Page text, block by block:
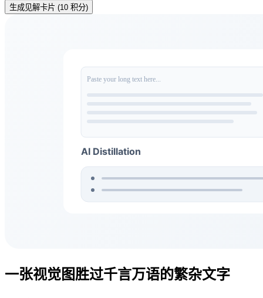
生成见解卡片 (10 积分)
一张视觉图胜过千言万语的繁杂文字